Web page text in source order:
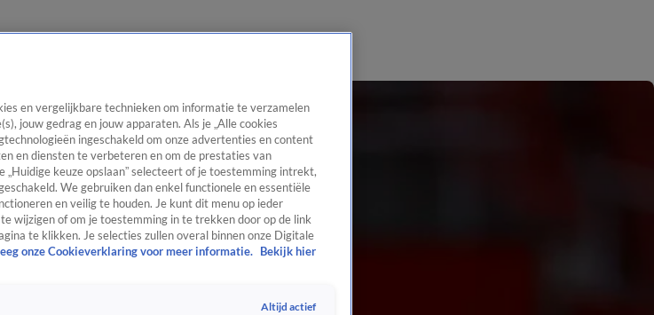
en vergelijkbare technieken om informatie te verzamelen
jouw gedrag en jouw apparaten. Als je „Alle cookies
ingeschakeld om onze advertenties en content
en diensten te verbeteren en om de prestaties van
keuze opslaan” selecteert of je toestemming intrekt,
We gebruiken dan enkel functionele en essentiële
en veilig te houden. Je kunt dit menu op ieder
wijzigen of om je toestemming in te trekken door op de link
te klikken. Je selecties zullen overal binnen onze Digitale
onze Cookieverklaring voor meer informatie.
Bekijk hier
Altijd actief